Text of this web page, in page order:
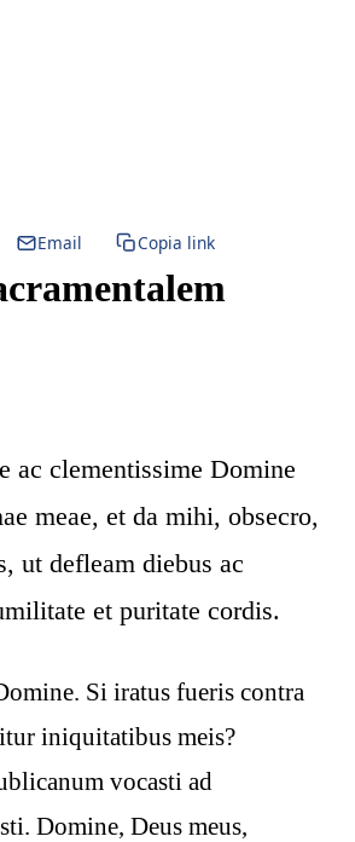
Email Copia link
ac clementissime Domine
meae, et da mihi, obsecro,
ut defleam diebus ac
et puritate cordis.
Si iratus fueris contra
iniquitatibus meis?
vocasti ad
Domine, Deus meus,